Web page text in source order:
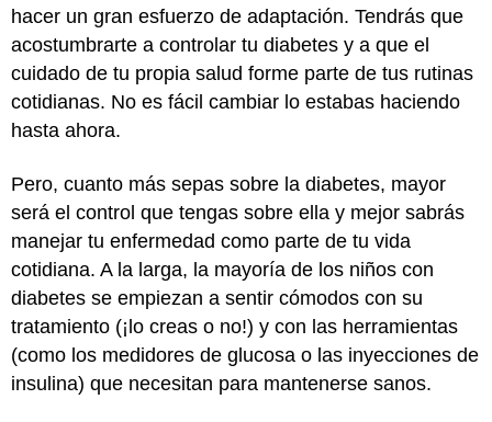
hacer un gran esfuerzo de adaptación. Tendrás que
acostumbrarte a controlar tu diabetes y a que el
cuidado de tu propia salud forme parte de tus rutinas
cotidianas. No es fácil cambiar lo estabas haciendo
hasta ahora.
Pero, cuanto más sepas sobre la diabetes, mayor
será el control que tengas sobre ella y mejor sabrás
manejar tu enfermedad como parte de tu vida
cotidiana. A la larga, la mayoría de los niños con
diabetes se empiezan a sentir cómodos con su
tratamiento (¡lo creas o no!) y con las herramientas
(como los medidores de glucosa o las inyecciones de
insulina) que necesitan para mantenerse sanos.